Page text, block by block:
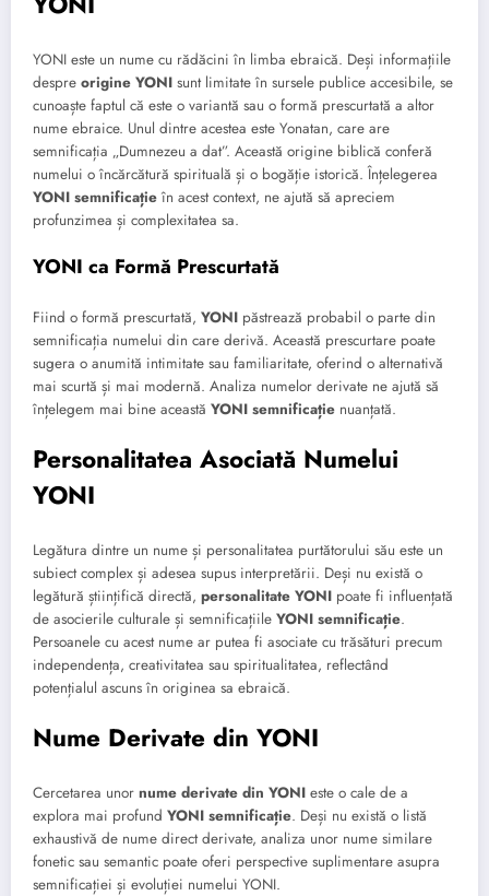
YONI este un nume cu rădăcini în limba ebraică. Deși informațiile
despre origine YONI sunt limitate în sursele publice accesibile, se
cunoaște faptul că este o variantă sau o formă prescurtată a altor
nume ebraice. Unul dintre acestea este Yonatan, care are
semnificația „Dumnezeu a dat”. Această origine biblică conferă
numelui o încărcătură spirituală și o bogăție istorică. Înțelegerea
YONI semnificație în acest context, ne ajută să apreciem
profunzimea și complexitatea sa.
YONI ca Formă Prescurtată
Fiind o formă prescurtată, YONI păstrează probabil o parte din
semnificația numelui din care derivă. Această prescurtare poate
sugera o anumită intimitate sau familiaritate, oferind o alternativă
mai scurtă și mai modernă. Analiza numelor derivate ne ajută să
înțelegem mai bine această YONI semnificație nuanțată.
Personalitatea Asociată Numelui
YONI
Legătura dintre un nume și personalitatea purtătorului său este un
subiect complex și adesea supus interpretării. Deși nu există o
legătură științifică directă, personalitate YONI poate fi influențată
de asocierile culturale și semnificațiile YONI semnificație.
Persoanele cu acest nume ar putea fi asociate cu trăsături precum
independența, creativitatea sau spiritualitatea, reflectând
potențialul ascuns în originea sa ebraică.
Nume Derivate din YONI
Cercetarea unor nume derivate din YONI este o cale de a
explora mai profund YONI semnificație. Deși nu există o listă
exhaustivă de nume direct derivate, analiza unor nume similare
fonetic sau semantic poate oferi perspective suplimentare asupra
semnificației și evoluției numelui YONI.